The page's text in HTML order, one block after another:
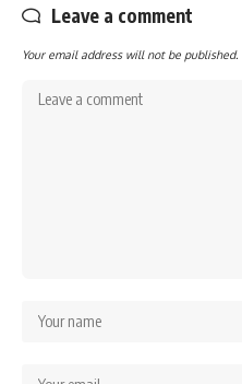
Leave a comment
Your email address will not be published.